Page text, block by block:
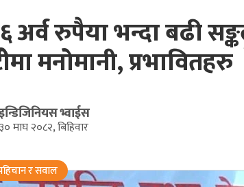
अर्व रुपैया भन्दा बढी
मनोमानी,
भ्वाईस
३० माघ २०८२, बिहिवार
र सवाल